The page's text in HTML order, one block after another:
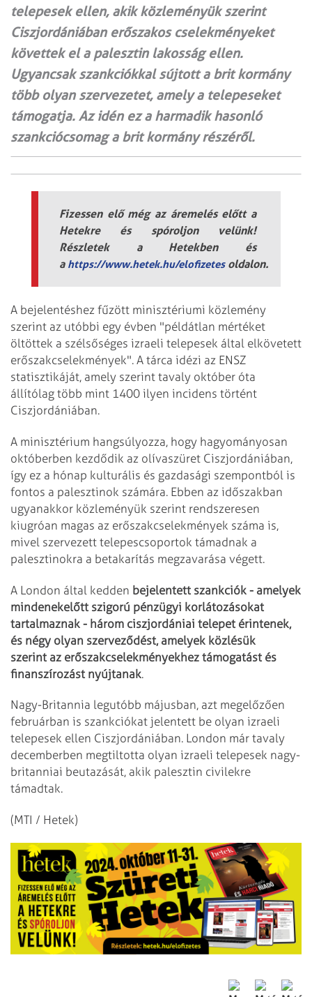
telepesek ellen, akik közleményük szerint
Ciszjordániában erőszakos cselekményeket
követtek el a palesztin lakosság ellen.
Ugyancsak szankciókkal sújtott a brit kormány
több olyan szervezetet, amely a telepeseket
támogatja. Az idén ez a harmadik hasonló
szankciócsomag a brit kormány részéről.
Fizessen elő még az áremelés előtt a
Hetekre és spóroljon velünk!
Részletek a Hetekben és
a https://www.hetek.hu/elofizetesoldalon.
A bejelentéshez fűzött minisztériumi közlemény
szerint az utóbbi egy évben "példátlan mértéket
öltöttek a szélsőséges izraeli telepesek által elkövetett
erőszakcselekmények". A tárca idézi az ENSZ
statisztikáját, amely szerint tavaly október óta
állítólag több mint 1400 ilyen incidens történt
Ciszjordániában.
A minisztérium hangsúlyozza, hogy hagyományosan
októberben kezdődik az olívaszüret Ciszjordániában,
így ez a hónap kulturális és gazdasági szempontból is
fontos a palesztinok számára. Ebben az időszakban
ugyanakkor közleményük szerint rendszeresen
kiugróan magas az erőszakcselekmények száma is,
mivel szervezett telepescsoportok támadnak a
palesztinokra a betakarítás megzavarása végett.
A London által kedden bejelentett szankciók - amelyek
mindenekelőtt szigorú pénzügyi korlátozásokat
tartalmaznak - három ciszjordániai telepet érintenek,
és négy olyan szerveződést, amelyek közlésük
szerint az erőszakcselekményekhez támogatást és
finanszírozást nyújtanak.
Nagy-Britannia legutóbb májusban, azt megelőzően
februárban is szankciókat jelentett be olyan izraeli
telepesek ellen Ciszjordániában. London már tavaly
decemberben megtiltotta olyan izraeli telepesek nagy-
britanniai beutazását, akik palesztin civilekre
támadtak.
(MTI / Hetek)